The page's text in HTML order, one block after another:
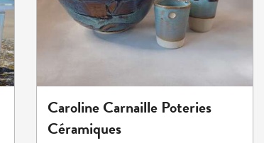
Caroline Carnaille Poteries
Céramiques